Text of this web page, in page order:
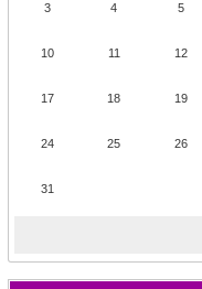
3 4 5
10 11 12
17 18 19
24 25 26
31